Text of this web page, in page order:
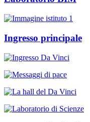
Ingresso principale